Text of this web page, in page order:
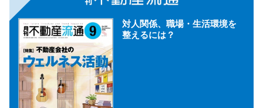
対人関係、職場・生活環境を
整えるには？